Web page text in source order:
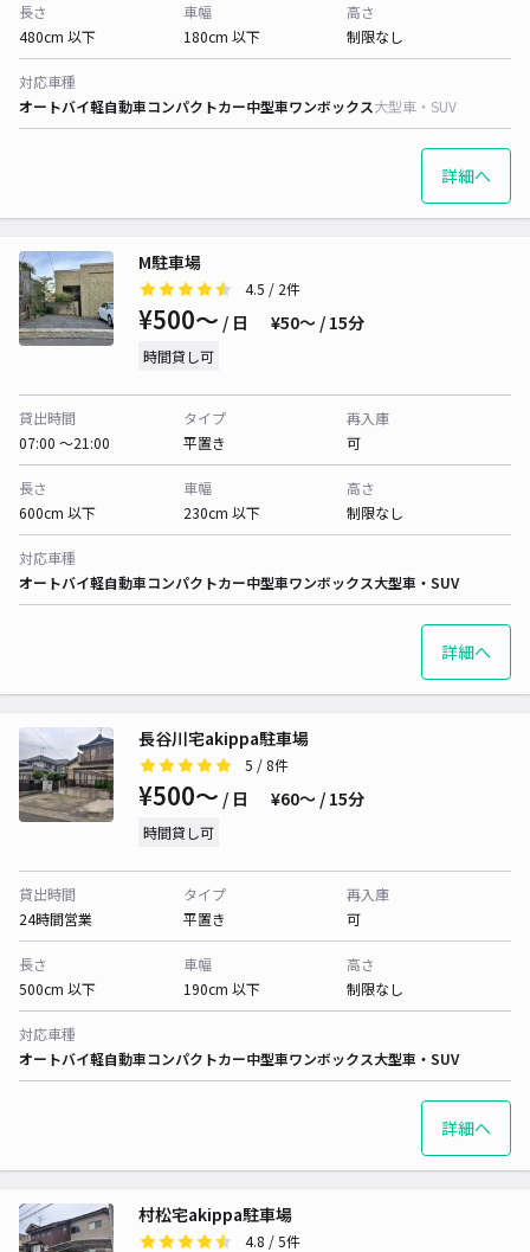
長さ
480cm 以下
車幅
180cm 以下
高さ
制限なし
対応車種
オートバイ軽自動車コンパクトカー中型車ワンボックス大型車・SUV
詳細へ
M駐車場
4.5 / 2件
¥500〜 / 日 ¥50〜 / 15分
時間貸し可
貸出時間
07:00 〜21:00
タイプ
平置き
再入庫
可
長さ
600cm 以下
車幅
230cm 以下
高さ
制限なし
対応車種
オートバイ軽自動車コンパクトカー中型車ワンボックス大型車・SUV
詳細へ
長谷川宅akippa駐車場
5 / 8件
¥500〜 / 日 ¥60〜 / 15分
時間貸し可
貸出時間
24時間営業
タイプ
平置き
再入庫
可
長さ
500cm 以下
車幅
190cm 以下
高さ
制限なし
対応車種
オートバイ軽自動車コンパクトカー中型車ワンボックス大型車・SUV
詳細へ
村松宅akippa駐車場
4.8 / 5件